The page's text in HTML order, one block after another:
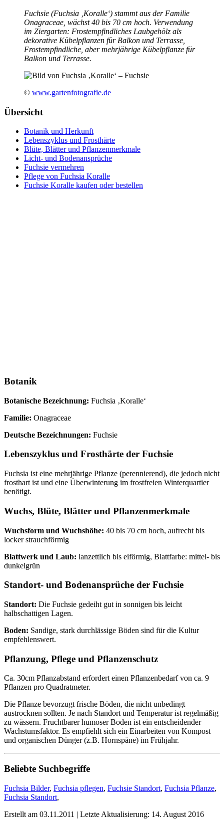
Fuchsie (Fuchsia ‚Koralle‘) stammt aus der Familie
Onagraceae, wächst 40 bis 70 cm hoch. Verwendung
im Ziergarten: Frostempfindliches Laubgehölz als
dekorative Kübelpflanzen für Balkon und Terrasse,
Frostempfindliche, aber mehrjährige Kübelpflanze für
Balkon und Terrasse.
© www.gartenfotografie.de
Übersicht
Botanik und Herkunft
Lebenszyklus und Frosthärte
Blüte, Blätter und Pflanzenmerkmale
Licht- und Bodenansprüche
Fuchsie vermehren
Pflege von Fuchsia Koralle
Fuchsie Koralle kaufen oder bestellen
Botanik
Botanische Bezeichnung: Fuchsia ‚Koralle‘
Familie: Onagraceae
Deutsche Bezeichnungen: Fuchsie
Lebenszyklus und Frosthärte der Fuchsie
Fuchsia ist eine mehrjährige Pflanze (perennierend), die jedoch nicht
frosthart ist und eine Überwinterung im frostfreien Winterquartier
benötigt.
Wuchs, Blüte, Blätter und Pflanzenmerkmale
Wuchsform und Wuchshöhe: 40 bis 70 cm hoch, aufrecht bis
locker strauchförmig
Blattwerk und Laub: lanzettlich bis eiförmig, Blattfarbe: mittel- bis
dunkelgrün
Standort- und Bodenansprüche der Fuchsie
Standort: Die Fuchsie gedeiht gut in sonnigen bis leicht
halbschattigen Lagen.
Boden: Sandige, stark durchlässige Böden sind für die Kultur
empfehlenswert.
Pflanzung, Pflege und Pflanzenschutz
Ca. 30cm Pflanzabstand erfordert einen Pflanzenbedarf von ca. 9
Pflanzen pro Quadratmeter.
Die Pflanze bevorzugt frische Böden, die nicht unbedingt
austrocknen sollten. Je nach Standort und Temperatur ist regelmäßig
zu wässern. Fruchtbarer humoser Boden ist ein entscheidender
Wachstumsfaktor. Es empfiehlt sich ein Einarbeiten von Kompost
und organischen Dünger (z.B. Hornspäne) im Frühjahr.
Beliebte Suchbegriffe
Fuchsia Bilder, Fuchsia pflegen, Fuchsie Standort, Fuchsia Pflanze,
Fuchsia Standort,
Erstellt am 03.11.2011 | Letzte Aktualisierung: 14. August 2016